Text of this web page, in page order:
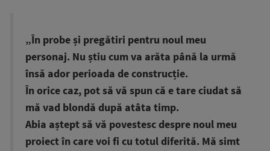
„În probe și pregătiri pentru noul meu
personaj. Nu știu cum va arăta până la urmă
însă ador perioada de construcție.
În orice caz, pot să vă spun că e tare ciudat să
mă vad blondă după atâta timp.
Abia aștept să vă povestesc despre noul meu
proiect în care voi fi cu totul diferită. Mă simt